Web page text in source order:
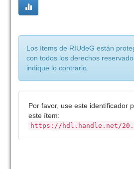
Los ítems de RIUdeG están
con todos los derechos
indique lo contrario.
Por favor, use este identificador
este ítem:
https://hdl.handle.net/